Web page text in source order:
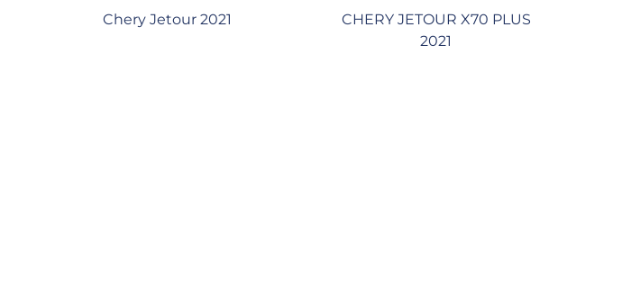
Chery Jetour 2021
CHERY JETOUR X70 PLUS
2021